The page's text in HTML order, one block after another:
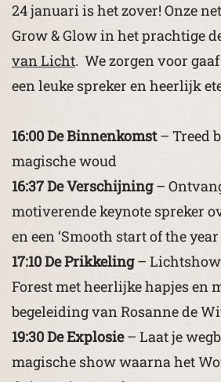
24 januari is het zover! Onze
Grow & Glow in het prachtige
van Licht. We zorgen voor
een leuke spreker en heerlijk
16:00 De Binnenkomst– Treed
magische woud
16:37 De Verschijning–
motiverende keynote spreker
en een ‘Smooth start of the year
17:10 De Prikkeling–
Forest met heerlijke hapjes en
begeleiding van Rosanne de
19:30 De Explosie– Laat je
magische show waarna het